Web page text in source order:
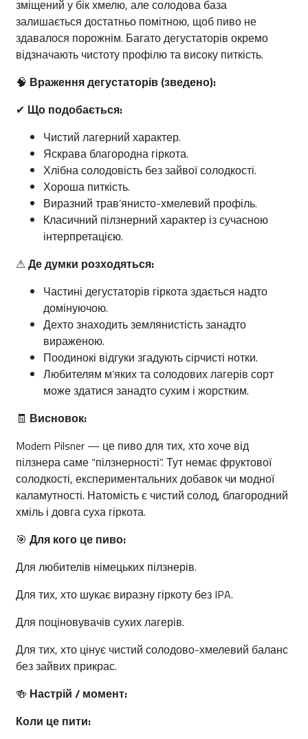
зміщений у бік хмелю, але солодова база
залишається достатньо помітною, щоб пиво не
здавалося порожнім. Багато дегустаторів окремо
відзначають чистоту профілю та високу питкість.
🧠 Враження дегустаторів (зведено):
✔ Що подобається:
Чистий лагерний характер.
Яскрава благородна гіркота.
Хлібна солодовість без зайвої солодкості.
Хороша питкість.
Виразний трав’янисто-хмелевий профіль.
Класичний пілзнерний характер із сучасною
інтерпретацією.
⚠Де думки розходяться:
Частині дегустаторів гіркота здається надто
домінуючою.
Дехто знаходить землянистість занадто
вираженою.
Поодинокі відгуки згадують сірчисті нотки.
Любителям м’яких та солодових лагерів сорт
може здатися занадто сухим і жорстким.
🧾 Висновок:
Modern Pilsner — це пиво для тих, хто хоче від
пілзнера саме “пілзнерності”. Тут немає фруктової
солодкості, експериментальних добавок чи модної
каламутності. Натомість є чистий солод, благородний
хміль і довга суха гіркота.
🎯 Для кого це пиво:
Для любителів німецьких пілзнерів.
Для тих, хто шукає виразну гіркоту без IPA.
Для поціновувачів сухих лагерів.
Для тих, хто цінує чистий солодово-хмелевий баланс
без зайвих прикрас.
🍻 Настрій / момент:
Коли це пити: